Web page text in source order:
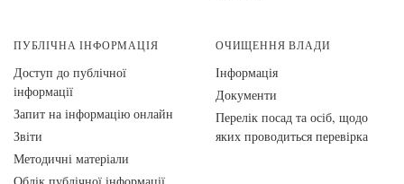
ПУБЛІЧНА ІНФОРМАЦІЯ
Доступ до публічної
інформації
Запит на інформацію онлайн
Звіти
Методичні матеріали
ОЧИЩЕННЯ ВЛАДИ
Інформація
Документи
Перелік посад та осіб, щодо
яких проводиться перевірка